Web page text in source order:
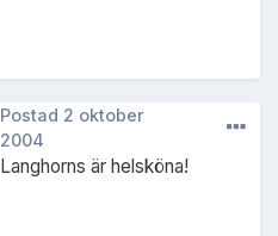
Postad 2 oktober
2004
Langhorns är helsköna!